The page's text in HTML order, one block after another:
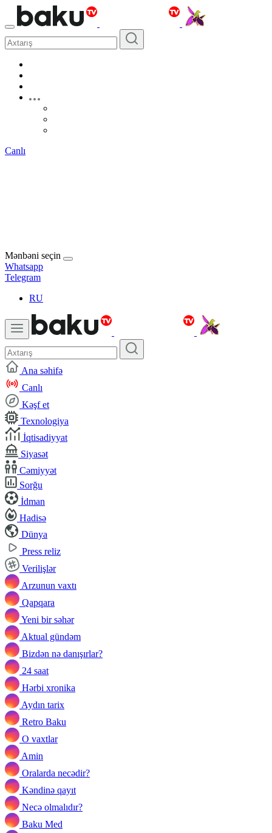
Canlı
Mənbəni seçin
Whatsapp
Telegram
RU
Ana səhifə
Canlı
Kəşf et
Texnologiya
İqtisadiyyat
Siyasət
Cəmiyyət
Sorğu
İdman
Hadisə
Dünya
Press reliz
Verilişlər
Arzunun vaxtı
Qapqara
Yeni bir səhər
Aktual gündəm
Bizdən nə danışırlar?
24 saat
Hərbi xronika
Aydın tarix
Retro Baku
O vaxtlar
Amin
Oralarda necədir?
Kəndinə qayıt
Necə olmalıdır?
Baku Med